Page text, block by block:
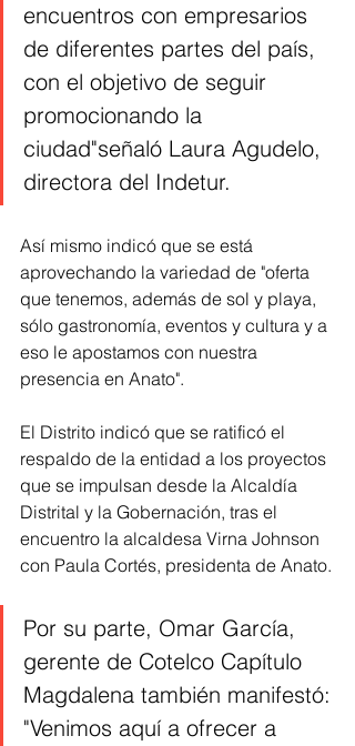
encuentros con empresarios
de diferentes partes del país,
con el objetivo de seguir
promocionando la
ciudad"señaló Laura Agudelo,
directora del Indetur.
Así mismo indicó que se está
aprovechando la variedad de "oferta
que tenemos, además de sol y playa,
sólo gastronomía, eventos y cultura y a
eso le apostamos con nuestra
presencia en Anato".
El Distrito indicó que se ratificó el
respaldo de la entidad a los proyectos
que se impulsan desde la Alcaldía
Distrital y la Gobernación, tras el
encuentro la alcaldesa Virna Johnson
con Paula Cortés, presidenta de Anato.
Por su parte, Omar García,
gerente de Cotelco Capítulo
Magdalena también manifestó:
"Venimos aquí a ofrecer a